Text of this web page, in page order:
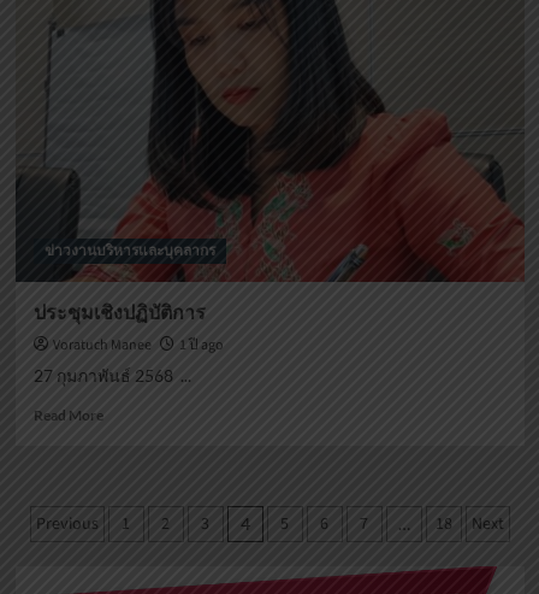
ข่าวงานบริหารและบุคลากร
ประชุมเชิงปฏิบัติการ
Voratuch Manee
1 ปี ago
27 กุมภาพันธ์ 2568 ...
Read MoreRead
เชิง
ปฏิบัติ
Posts
Previous 1 2 3 4 5 6 7 … 18 Next